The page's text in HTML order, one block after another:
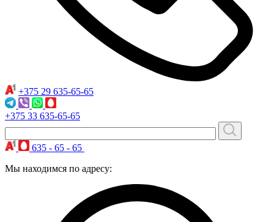
+375 29 635-65-65
+375 33 635-65-65
635 - 65 - 65
Мы находимся по адресу: